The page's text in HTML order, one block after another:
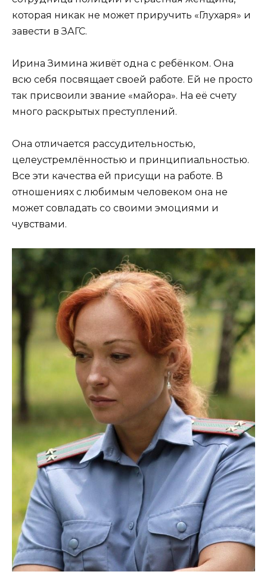
которая никак не может приручить «Глухаря» и
завести в ЗАГС.
Ирина Зимина живёт одна с ребёнком. Она
всю себя посвящает своей работе. Ей не просто
так присвоили звание «майора». На её счету
много раскрытых преступлений.
Она отличается рассудительностью,
целеустремлённостью и принципиальностью.
Все эти качества ей присущи на работе. В
отношениях с любимым человеком она не
может совладать со своими эмоциями и
чувствами.